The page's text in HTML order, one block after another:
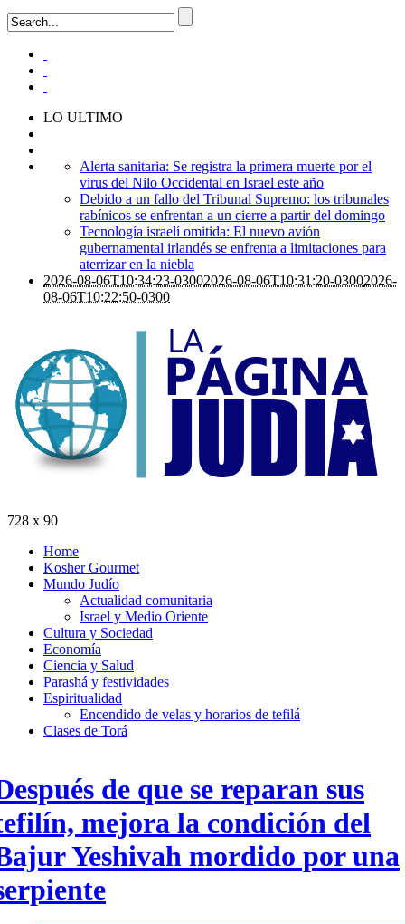
LO ULTIMO
Alerta sanitaria: Se registra la primera muerte por el
virus del Nilo Occidental en Israel este año
Debido a un fallo del Tribunal Supremo: los tribunales
rabínicos se enfrentan a un cierre a partir del domingo
Tecnología israelí omitida: El nuevo avión
gubernamental irlandés se enfrenta a limitaciones para
aterrizar en la niebla
2026-08-06T10:34:23-03002026-08-06T10:31:20-03002026-
08-06T10:22:50-0300
728 x 90
Home
Kosher Gourmet
Mundo Judío
Actualidad comunitaria
Israel y Medio Oriente
Cultura y Sociedad
Economía
Ciencia y Salud
Parashá y festividades
Espiritualidad
Encendido de velas y horarios de tefilá
Clases de Torá
de que se reparan sus
mejora la condición del
Yeshivah mordido por una